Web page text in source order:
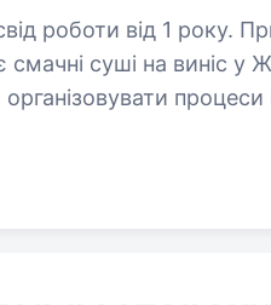
1 року. Привіт! Ми — «Суші ОК»,
смачні суші на виніс
процеси